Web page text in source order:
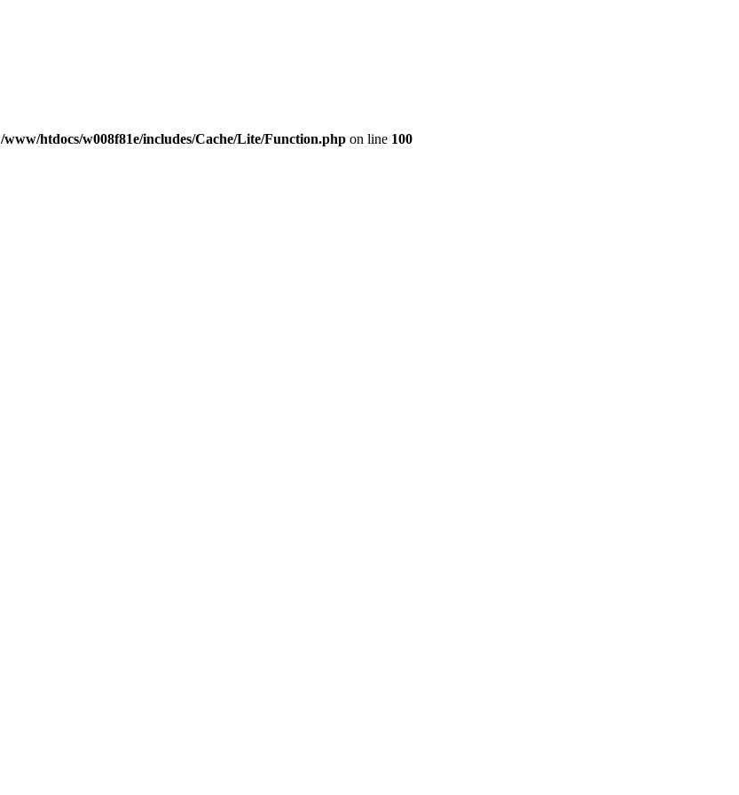
/www/htdocs/w008f81e/includes/Cache/Lite/Function.php on line 100